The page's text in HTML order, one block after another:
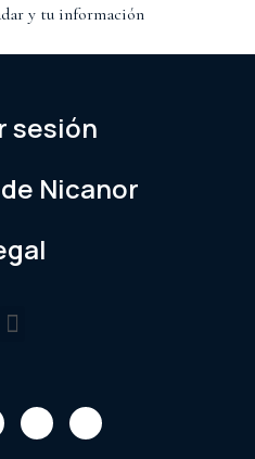
y tu información
sesión
Nicanor